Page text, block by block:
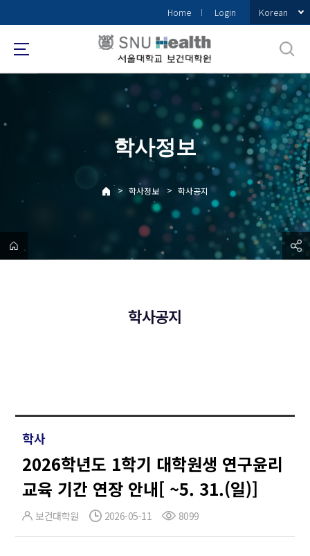
로
메
Home Login Korean
학사정보
> 학사정보 > 학사공지
학사공지
학사
2026학년도 1학기 대학원생 연구윤리
교육 기간 연장 안내[ ~5. 31.(일)]
보건대학원 2026-05-11 8099